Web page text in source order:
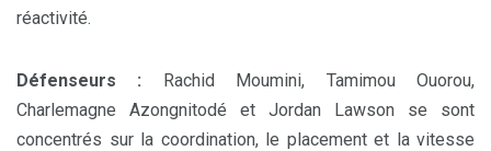
réactivité.
Défenseurs : Rachid Moumini, Tamimou Ouorou,
Charlemagne Azongnitodé et Jordan Lawson se sont
concentrés sur la coordination, le placement et la vitesse